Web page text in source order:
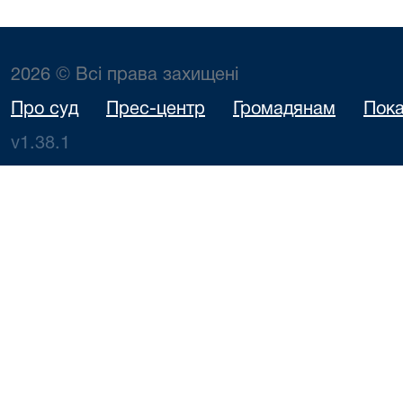
2026 © Всі права захищені
Про суд Прес-центр Громадянам
v1.38.1